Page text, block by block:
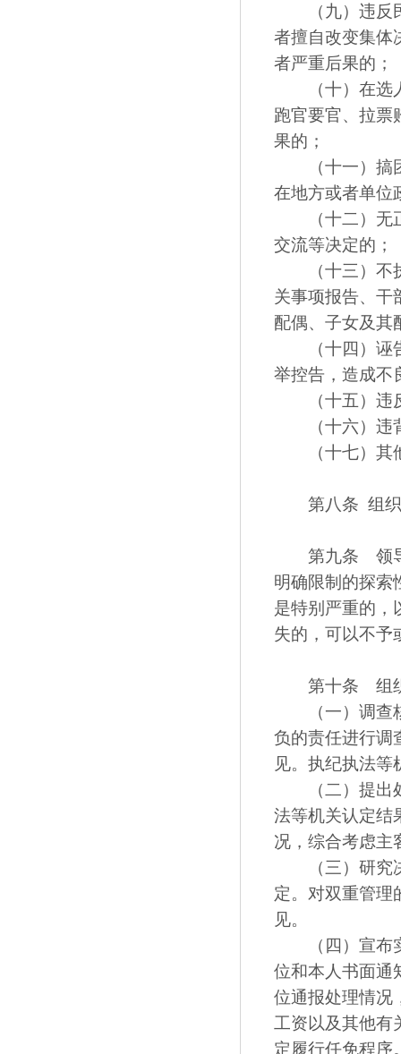
（九）违反民
者擅自改变集体
者严重后果的；
（十）在选人
跑官要官、拉票
果的；
（十一）搞团
在地方或者单位
（十二）无正
交流等决定的；
（十三）不执
关事项报告、干
配偶、子女及其
（十四）诬告
举控告，造成不
（十五）违反
（十六）违背
（十七）其他
第八条 组织
第九条 领导
明确限制的探索
是特别严重的，
失的，可以不予
第十条 组织
（一）调查核
负的责任进行调
见。执纪执法
（二）提出处
法等机关认定结
况，综合考虑主
（三）研究决
定。对双重管理
见。
（四）宣布实
位和本人书面通
位通报处理情况
工资以及其他有
定履行任免程序